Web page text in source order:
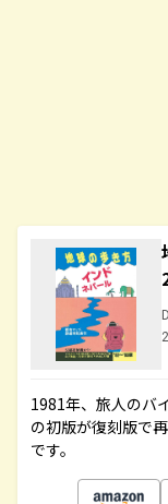
1981年、旅人のバ
の初版が復刻版で
です。